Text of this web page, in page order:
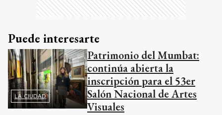
Puede interesarte
LA CIUDAD
Patrimonio del Mumbat:
continúa abierta la
inscripción para el 53er
Salón Nacional de Artes
Visuales